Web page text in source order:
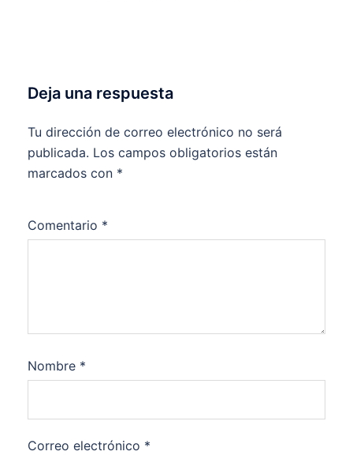
Deja una respuesta
Tu dirección de correo electrónico no será
publicada. Los campos obligatorios están
marcados con *
Comentario *
Nombre *
Correo electrónico *